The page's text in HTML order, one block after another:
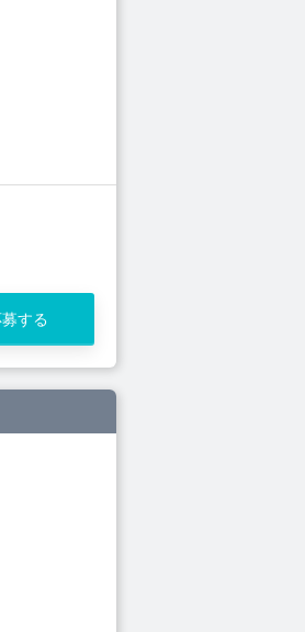
する